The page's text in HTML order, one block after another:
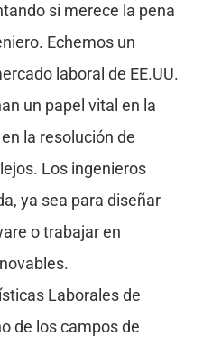
si merece la pena
Echemos un
laboral de EE.UU.
un papel vital en la
la resolución de
Los ingenieros
ya sea para diseñar
o trabajar en
Laborales de
de los campos de